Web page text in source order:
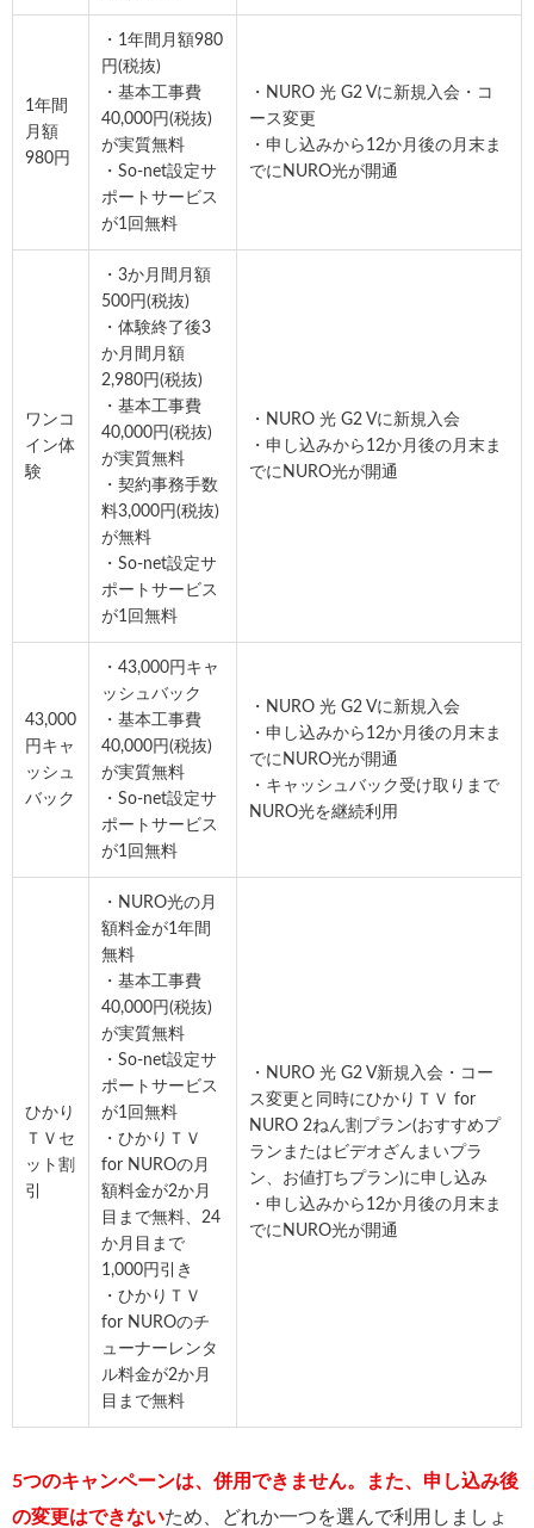
1年間
月額
980円
・1年間月額980
円(税抜)
・基本工事費
40,000円(税抜)
が実質無料
・So-net設定サ
ポートサービス
が1回無料
・NURO 光 G2 Vに新規入会・コ
ース変更
・申し込みから12か月後の月末ま
でにNURO光が開通
ワンコ
イン体
験
・3か月間月額
500円(税抜)
・体験終了後3
か月間月額
2,980円(税抜)
・基本工事費
40,000円(税抜)
が実質無料
・契約事務手数
料3,000円(税抜)
が無料
・So-net設定サ
ポートサービス
が1回無料
・NURO 光 G2 Vに新規入会
・申し込みから12か月後の月末ま
でにNURO光が開通
43,000
円キャ
ッシュ
バック
・43,000円キャ
ッシュバック
・基本工事費
40,000円(税抜)
が実質無料
・So-net設定サ
ポートサービス
が1回無料
・NURO 光 G2 Vに新規入会
・申し込みから12か月後の月末ま
でにNURO光が開通
・キャッシュバック受け取りまで
NURO光を継続利用
ひかり
ＴＶセ
ット割
引
・NURO光の月
額料金が1年間
無料
・基本工事費
40,000円(税抜)
が実質無料
・So-net設定サ
ポートサービス
が1回無料
・ひかりＴＶ
for NUROの月
額料金が2か月
目まで無料、24
か月目まで
1,000円引き
・ひかりＴＶ
for NUROのチ
ューナーレンタ
ル料金が2か月
目まで無料
・NURO 光 G2 V新規入会・コー
ス変更と同時にひかりＴＶ for
NURO 2ねん割プラン(おすすめプ
ランまたはビデオざんまいプラ
ン、お値打ちプラン)に申し込み
・申し込みから12か月後の月末ま
でにNURO光が開通
5つのキャンペーンは、併用できません。また、申し込み後
の変更はできないため、どれか一つを選んで利用しましょ